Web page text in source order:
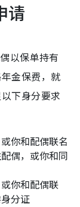
请
以保单持有
金保费，就
下身分要求
你和配偶联名
偶，或你和同
你和配偶联
分证